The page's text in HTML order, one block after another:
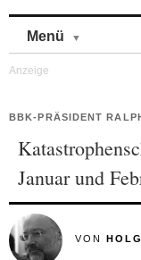
Menü
BBK-PRÄSIDENT
Januar und
VON